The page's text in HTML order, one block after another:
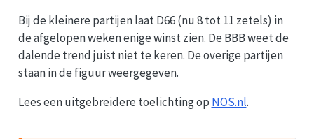
Bij de kleinere partijen laat D66 (nu 8 tot 11 zetels) in
de afgelopen weken enige winst zien. De BBB weet de
dalende trend juist niet te keren. De overige partijen
staan in de figuur weergegeven.
Lees een uitgebreidere toelichting op NOS.nl.